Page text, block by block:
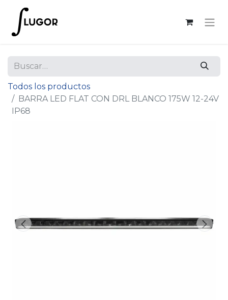
Todos los productos
BARRA LED FLAT CON DRL BLANCO 175W 12-24V
IP68